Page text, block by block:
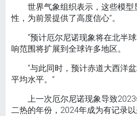
世界气象组织表示，这些模型
性，为前景提供了高度信心”。
“预计厄尔尼诺现象将在北半
响范围将扩展到全球许多地区。
“与此同时，预计赤道大西洋
平均水平。”
上一次厄尔尼诺现象导致
二热的年份，2024年成为有记录